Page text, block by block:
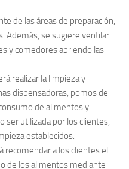
de las áreas de preparación,
Además, se sugiere ventilar
y comedores abriendo las
realizar la limpieza y
dispensadoras, pomos de
de alimentos y
ser utilizada por los clientes,
establecidos.
recomendar a los clientes el
de los alimentos mediante